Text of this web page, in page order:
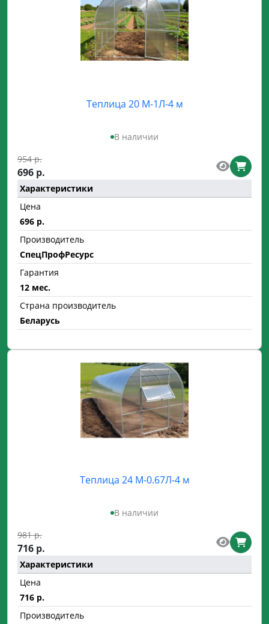
Теплица 20 М-1Л-4 м
В наличии
954 р.
696 р.
Характеристики
Цена
696 р.
Производитель
СпецПрофРесурс
Гарантия
12 мес.
Страна производитель
Беларусь
Теплица 24 М-0.67Л-4 м
В наличии
981 р.
716 р.
Характеристики
Цена
716 р.
Производитель